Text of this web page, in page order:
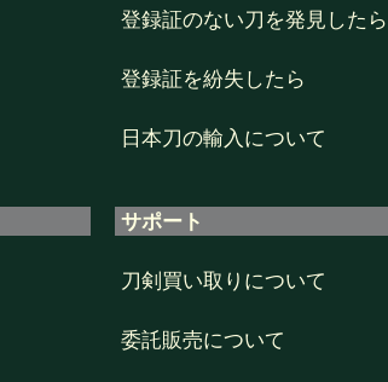
登録証のない刀を発見したら
登録証を紛失したら
日本刀の輸入について
サポート
刀剣買い取りについて
委託販売について